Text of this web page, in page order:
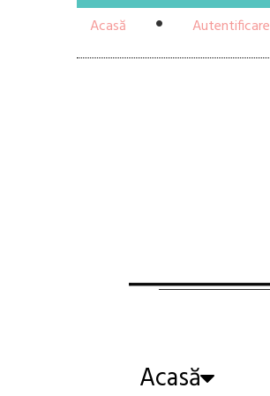
Acasă Autentificare
Acasă